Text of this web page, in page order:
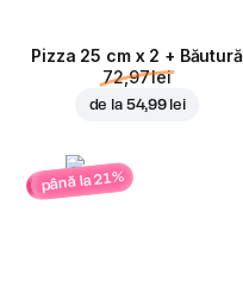
Pizza 25 cm x 2 + Băutură
72,97 lei
de la 54,99 lei
până la 21%